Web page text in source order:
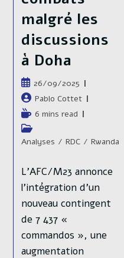
malgré les
discussions
à Doha
Publication
publiée :
26/09/2025
Auteur/autrice
de
la
publication :
Pablo Cottet
Temps
de
lecture :
6 mins read
Post
category:
Analyses / RDC / Rwanda
L’AFC/M23 annonce
l’intégration d’un
nouveau contingent
de 7 437 «
commandos », une
augmentation